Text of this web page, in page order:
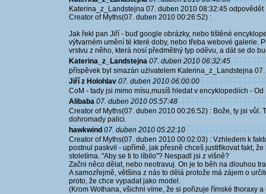
Katerina_z_Landstejna 07. duben 2010 08:32:45 odpovědět
Creator of Myths(07. duben 2010 00:26:52) :
Jak řekl pan Jiří - buď google obrázky, nebo tištěné
výtvarném umění té které doby, nebo třeba webové galerie.
vrstvu z něho, která nosí předmětný typ oděvu, a dát se do
Katerina_z_Landstejna 07. duben 2010 06:32:45
příspěvek byl smazán użivatelem Katerina_z_Landstejna
Jiří z Holohlav 07. duben 2010 06:00:00
CoM - tady jsi mimo mísu,musíš hledat v encyklopediích -
Alibaba 07. duben 2010 05:57:48
Creator of Myths(07. duben 2010 00:26:52) : Bože, ty jsi vůl.
dohromady palici.
hawkwind 07. duben 2010 05:22:10
Creator of Myths(07. duben 2010 00:02:03) : Vzhledem k
postnul paskvil - upřímě, jak přesně chceš justifikovat fakt,
stoletíma. "Aby se ti to líbilo"? Nespadl jsi z višně?
Začni něco dělat, nebo neotravuj. On je to běh na dlouhou
A samozřejmě, většina z nás to dělá protože má zájem o
proto, že chce vypadat jako model.
(Krom Wothana, všichni víme, že si pořizuje římské thoraxy